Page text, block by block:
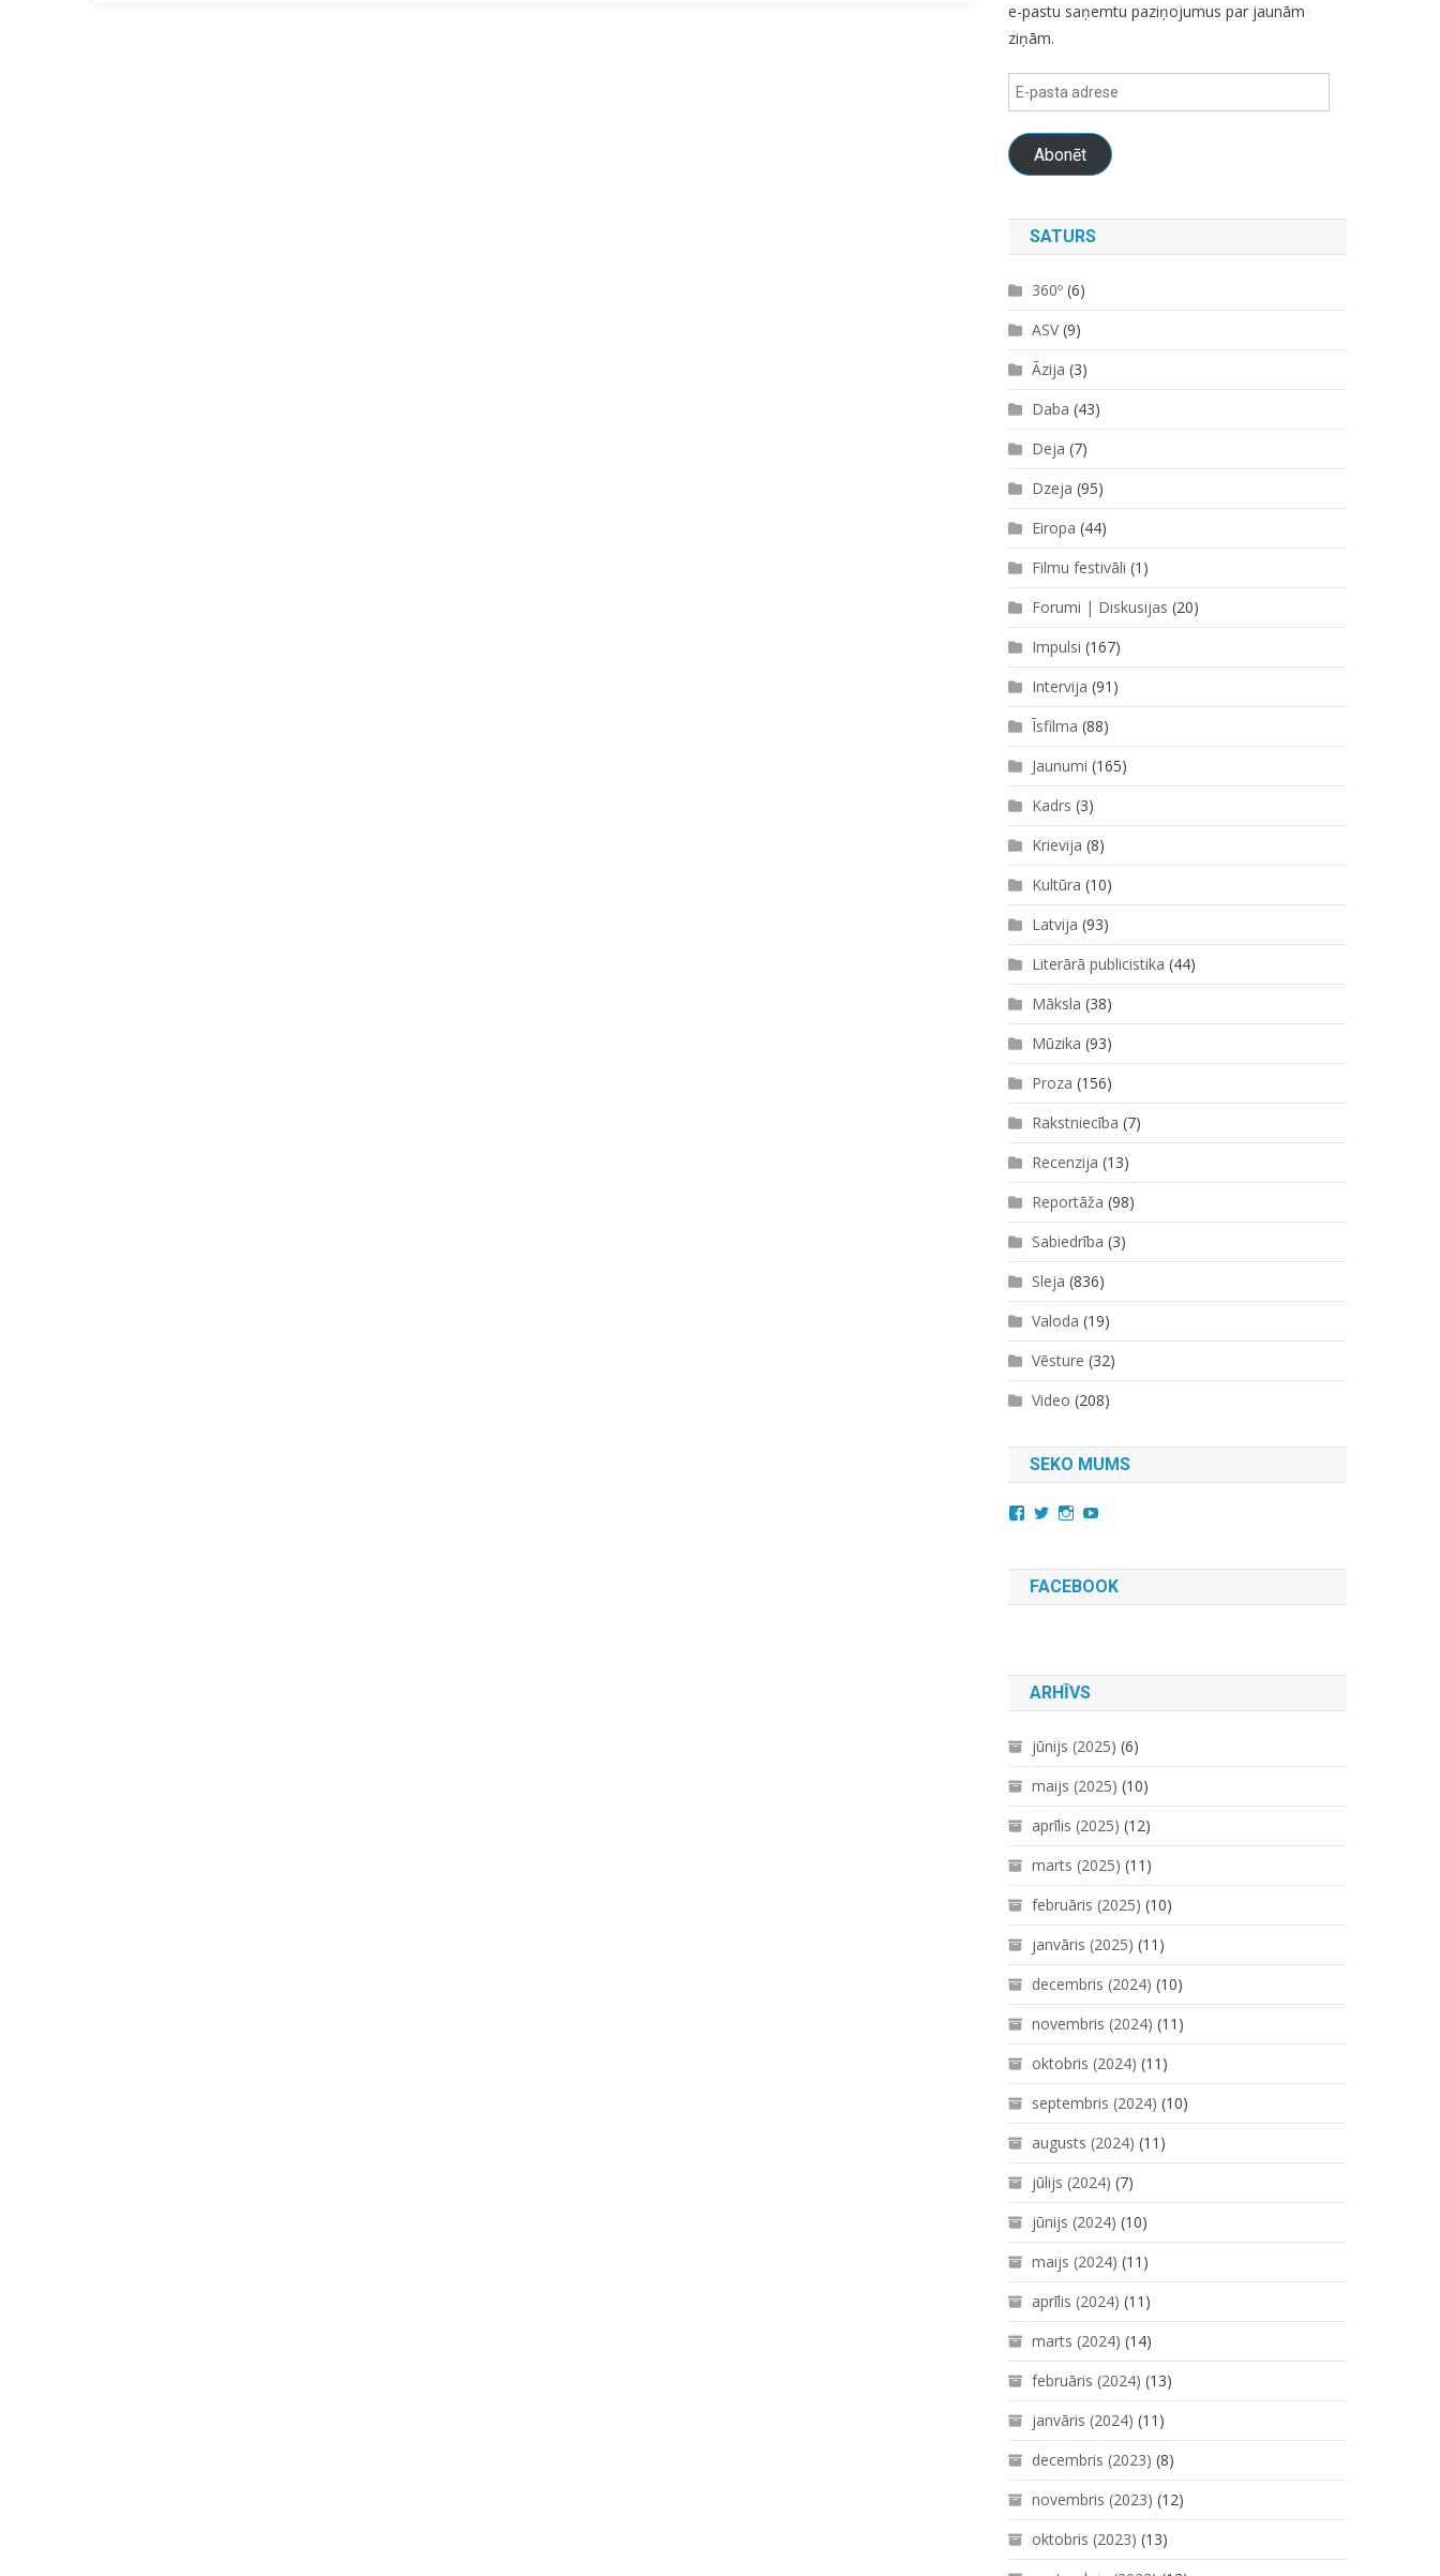
e-pastu saņemtu paziņojumus par jaunām
ziņām.
E-
pasta
adrese
Abonēt
SATURS
360º (6)
ASV(9)
Āzija (3)
Daba (43)
Deja (7)
Dzeja (95)
Eiropa (44)
Filmu festivāli (1)
Forumi | Diskusijas (20)
Impulsi (167)
Intervija (91)
Īsfilma (88)
Jaunumi (165)
Kadrs (3)
Krievija (8)
Kultūra (10)
Latvija (93)
Literārā publicistika (44)
Māksla (38)
Mūzika (93)
Proza (156)
Rakstniecība (7)
Recenzija (13)
Reportāža (98)
Sabiedrība (3)
Sleja (836)
Valoda (19)
Vēsture (32)
Video (208)
SEKO MUMS
View
Facebook
View
Twitter
View
Instagram
FACEBOOK
ARHĪVS
jūnijs (2025) (6)
maijs (2025) (10)
aprīlis (2025) (12)
marts (2025) (11)
februāris (2025) (10)
janvāris (2025) (11)
decembris (2024) (10)
novembris (2024) (11)
oktobris (2024) (11)
septembris (2024) (10)
augusts (2024) (11)
jūlijs (2024) (7)
jūnijs (2024) (10)
maijs (2024) (11)
aprīlis (2024) (11)
marts (2024) (14)
februāris (2024) (13)
janvāris (2024) (11)
decembris (2023) (8)
novembris (2023) (12)
oktobris (2023) (13)